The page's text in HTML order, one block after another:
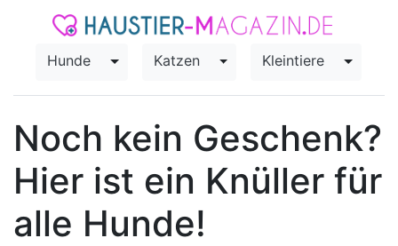
Hunde Toggle Dropdown
Katzen Toggle Dropdown
Kleintiere Toggle
Noch kein Geschenk?
Hier ist ein Knüller für
alle Hunde!